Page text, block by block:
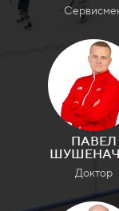
ПАВЕЛ
Доктор